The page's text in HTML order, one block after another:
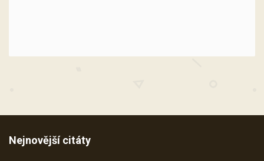
Nejnovější citáty